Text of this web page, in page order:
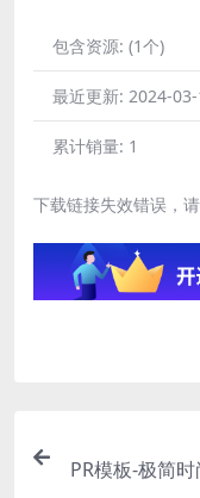
包含资源: (1个)
最近更新: 2024-
累计销量: 1
下载链接失效错误，
PR模板-极简